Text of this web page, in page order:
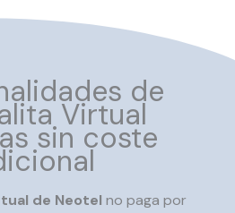
de
Virtual
sin coste
de Neotel no paga por